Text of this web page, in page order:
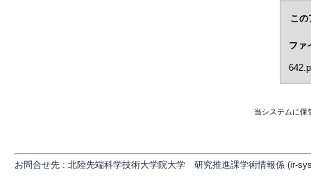
この
ファ
当システムに保
お問合せ先 : 北陸先端科学技術大学院大学 研究推進課学術情報係 (ir-